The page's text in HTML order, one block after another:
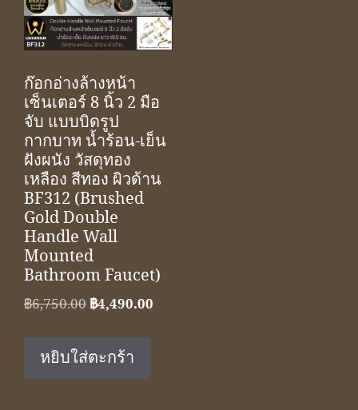
ก๊อกอ่างล้างหน้า
เซ็นเตอร์ 8 นิ้ว 2 มือ
จับ แบบบิดรูป
กากบาท น้ำร้อน-เย็น
ฝังผนัง วัสดุทอง
เหลือง สีทอง ผิวด้าน
BF312 (Brushed
Gold Double
Handle Wall
Mounted
Bathroom Faucet)
฿6,750.00 Original
฿6,750.00.
฿4,490.00
หยิบใส่ตะกร้า